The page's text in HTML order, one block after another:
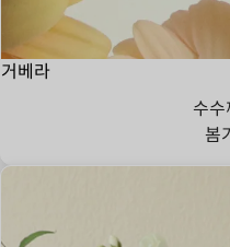
거베라
수수
봄